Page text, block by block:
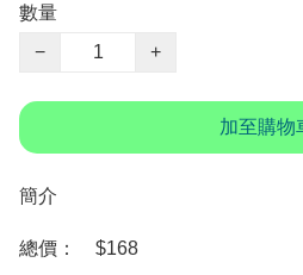
數量
−
+
加至購物
簡介
總價：　$168